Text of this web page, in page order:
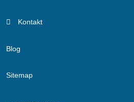
Kontakt
Blog
Sitemap